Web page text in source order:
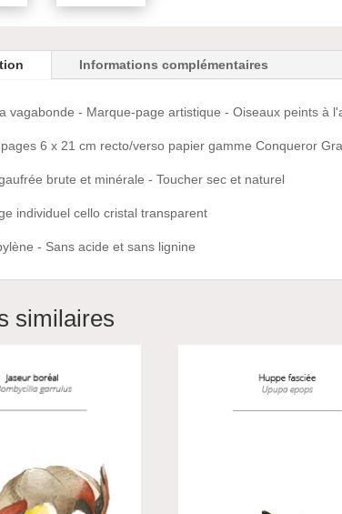
Informations complémentaires
vagabonde - Marque-page artistique - Oiseaux peints à
6 x 21 cm recto/verso papier gamme Conqueror
brute et minérale - Toucher sec et naturel
individuel cello cristal transparent
- Sans acide et sans lignine
similaires